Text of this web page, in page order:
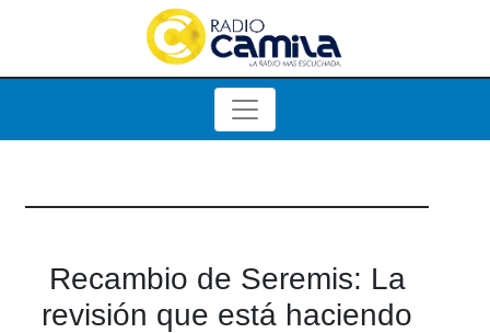
Recambio de Seremis: La
revisión que está haciendo